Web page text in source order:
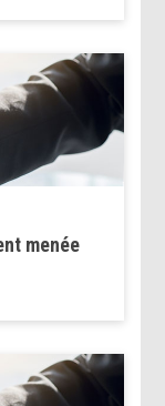
menée